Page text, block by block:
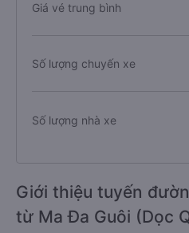
Giá vé trung bình
Số lượng chuyến xe
Số lượng nhà xe
Giới thiệu tuyến
từ Ma Đa Guôi (Dọc